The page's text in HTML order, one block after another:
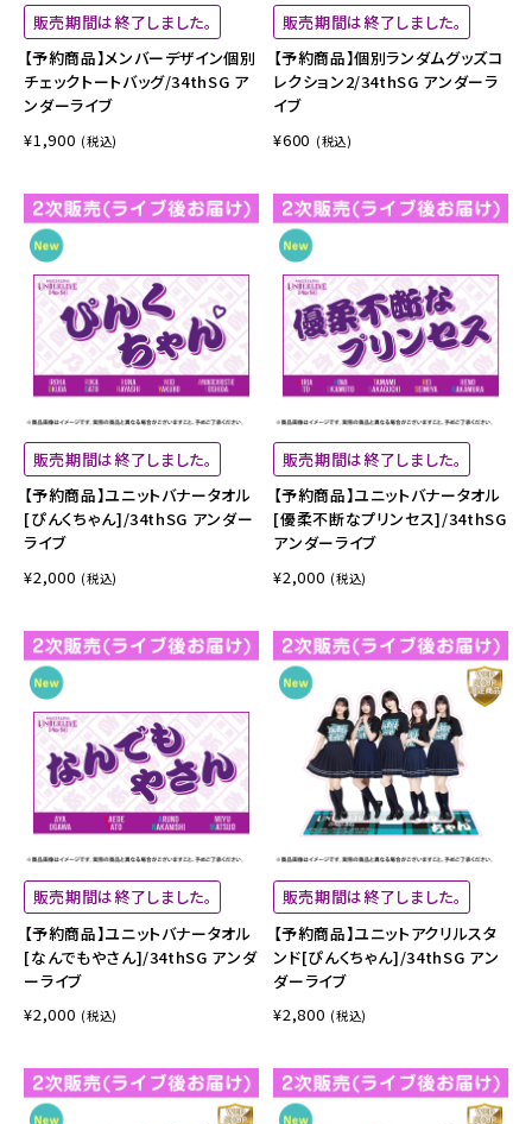
販売期間は終了しました。
【予約商品】メンバーデザイン個別
チェックトートバッグ/34thSG ア
ンダーライブ
¥1,900 (税込)
販売期間は終了しました。
【予約商品】個別ランダムグッズコ
レクション2/34thSG アンダーラ
イブ
¥600 (税込)
販売期間は終了しました。
【予約商品】ユニットバナータオル
[ぴんくちゃん]/34thSG アンダー
ライブ
¥2,000 (税込)
販売期間は終了しました。
【予約商品】ユニットバナータオル
[優柔不断なプリンセス]/34thSG
アンダーライブ
¥2,000 (税込)
販売期間は終了しました。
【予約商品】ユニットバナータオル
[なんでもやさん]/34thSG アンダ
ーライブ
¥2,000 (税込)
販売期間は終了しました。
【予約商品】ユニットアクリルスタ
ンド[ぴんくちゃん]/34thSG アン
ダーライブ
¥2,800 (税込)